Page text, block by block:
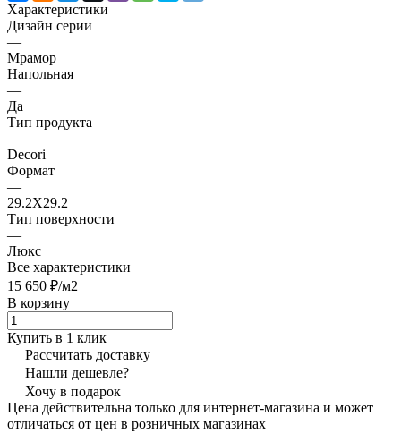
Характеристики
Дизайн серии
—
Мрамор
Напольная
—
Да
Тип продукта
—
Decori
Формат
—
29.2X29.2
Тип поверхности
—
Люкс
Все характеристики
15 650 ₽/м2
В корзину
Купить в 1 клик
Рассчитать доставку
Нашли дешевле?
Хочу в подарок
Цена действительна только для интернет-магазина и может
отличаться от цен в розничных магазинах